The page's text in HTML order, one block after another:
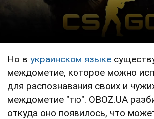
Но в украинском языке
междометие, которое можно
для распознавания своих и
междометие "тю". OBOZ.UA
откуда оно появилось, что